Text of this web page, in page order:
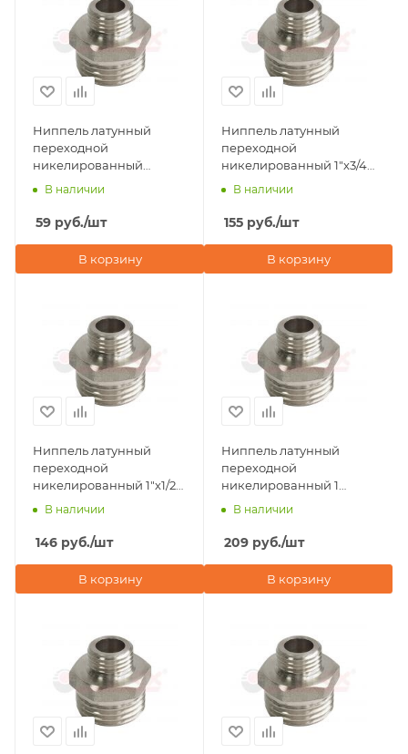
Ниппель латунный
переходной
никелированный
1/2"х3/8" наружная
В наличии
59 руб./шт
В корзину
Ниппель латунный
переходной
никелированный 1"х3/4"
наружная резьба Valfex
В наличии
155 руб./шт
В корзину
Ниппель латунный
переходной
никелированный 1"х1/2"
наружная резьба Valfex
В наличии
146 руб./шт
В корзину
Ниппель латунный
переходной
никелированный 1
1/4"х3/4" наружная
В наличии
209 руб./шт
В корзину